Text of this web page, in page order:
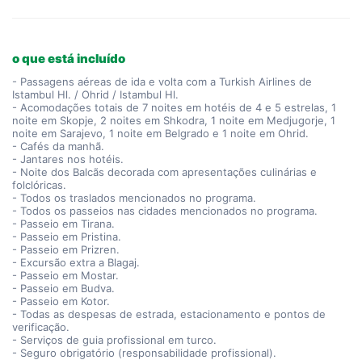
o que está incluído
- Passagens aéreas de ida e volta com a Turkish Airlines de
Istambul Hl. / Ohrid / Istambul Hl.
- Acomodações totais de 7 noites em hotéis de 4 e 5 estrelas, 1
noite em Skopje, 2 noites em Shkodra, 1 noite em Medjugorje, 1
noite em Sarajevo, 1 noite em Belgrado e 1 noite em Ohrid.
- Cafés da manhã.
- Jantares nos hotéis.
- Noite dos Balcãs decorada com apresentações culinárias e
folclóricas.
- Todos os traslados mencionados no programa.
- Todos os passeios nas cidades mencionados no programa.
- Passeio em Tirana.
- Passeio em Pristina.
- Passeio em Prizren.
- Excursão extra a Blagaj.
- Passeio em Mostar.
- Passeio em Budva.
- Passeio em Kotor.
- Todas as despesas de estrada, estacionamento e pontos de
verificação.
- Serviços de guia profissional em turco.
- Seguro obrigatório (responsabilidade profissional).